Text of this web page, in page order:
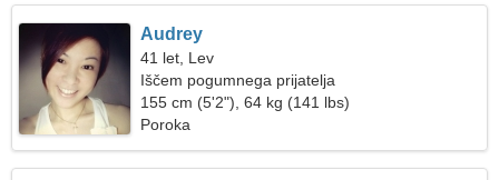
Audrey
41 let, Lev
Iščem pogumnega prijatelja
155 cm (5'2"), 64 kg (141 lbs)
Poroka